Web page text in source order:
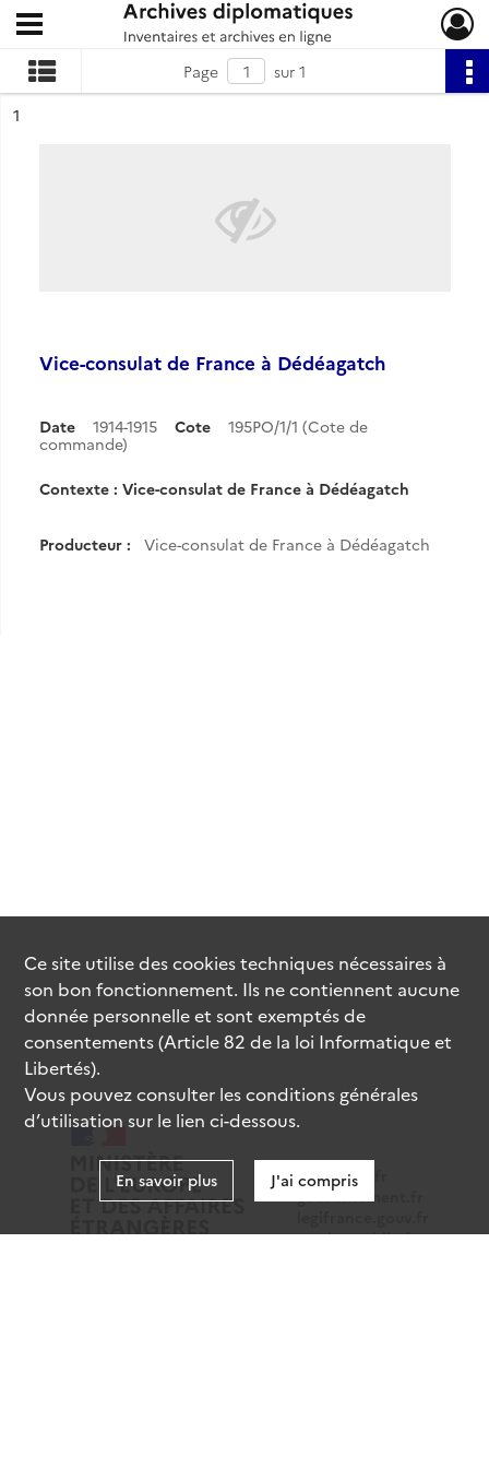
Archives diplomatiques
Ouvrir le menu déroulant
Page
sur 1
n°
1
Vice-consulat de France à Dédéagatch
Date 1914-1915 Cote
195PO/1/1 (Cote de
commande)
Contexte : Vice-consulat de France à Dédéagatch
Producteur : Vice-consulat de France à Dédéagatch
data.gouv.fr
gouvernement.fr
service-public.fr
Ce site utilise descookiestechniques nécessaires à
son bon fonctionnement. Ils ne contiennent aucune
donnée personnelle et sont exemptés de
consentements (Article 82 de la loi Informatique et
Libertés).
Vous pouvez consulter les conditions générales
d’utilisation sur le lien ci-dessous.
En savoir plus J'ai compris